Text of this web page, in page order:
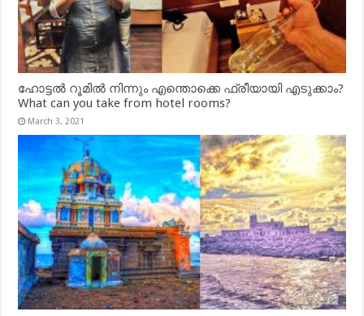
ഹോട്ടൽ റൂമിൽ നിന്നും എന്തൊക്കെ ഫ്രീയായി എടുക്കാം?
What can you take from hotel rooms?
March 3, 2021